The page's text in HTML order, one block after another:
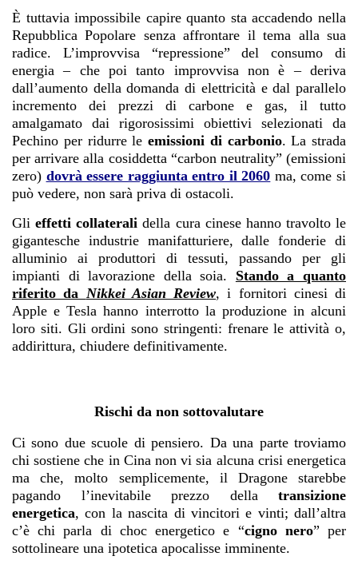
È tuttavia impossibile capire quanto sta accadendo nella
Repubblica Popolare senza affrontare il tema alla sua
radice. L’improvvisa “repressione” del consumo di
energia – che poi tanto improvvisa non è – deriva
dall’aumento della domanda di elettricità e dal parallelo
incremento dei prezzi di carbone e gas, il tutto
amalgamato dai rigorosissimi obiettivi selezionati da
Pechino per ridurre le emissioni di carbonio. La strada
per arrivare alla cosiddetta “carbon neutrality” (emissioni
zero) dovrà essere raggiunta entro il 2060 ma, come si
può vedere, non sarà priva di ostacoli.
Glieffetti collaterali della cura cinese hanno travolto le
gigantesche industrie manifatturiere, dalle fonderie di
alluminio ai produttori di tessuti, passando per gli
impianti di lavorazione della soia. Stando a quanto
riferito da Nikkei Asian Review, i fornitori cinesi di
Apple e Tesla hanno interrotto la produzione in alcuni
loro siti. Gli ordini sono stringenti: frenare le attività o,
addirittura, chiudere definitivamente.
Rischi da non sottovalutare
Ci sono due scuole di pensiero. Da una parte troviamo
chi sostiene che in Cina non vi sia alcuna crisi energetica
ma che, molto semplicemente, il Dragone starebbe
pagando l’inevitabile prezzo della transizione
energetica, con la nascita di vincitori e vinti; dall’altra
c’è chi parla di choc energetico e “cigno nero” per
sottolineare una ipotetica apocalisse imminente.